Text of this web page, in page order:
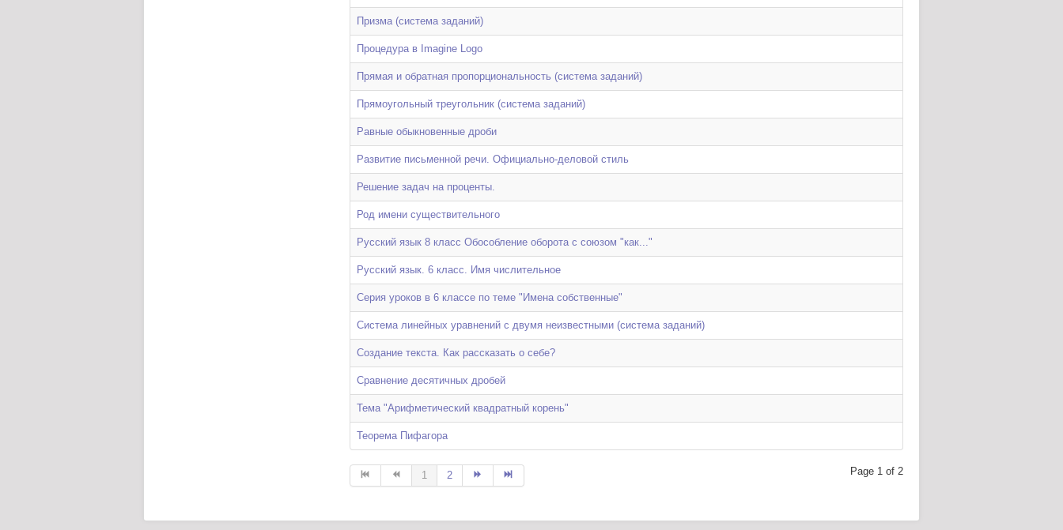
Призма (система заданий)
Процедура в Imagine Logo
Прямая и обратная пропорциональность (система заданий)
Прямоугольный треугольник (система заданий)
Равные обыкновенные дроби
Развитие письменной речи. Официально-деловой стиль
Решение задач на проценты.
Род имени существительного
Русский язык 8 класс Обособление оборота с союзом "как..."
Русский язык. 6 класс. Имя числительное
Серия уроков в 6 классе по теме "Имена собственные"
Система линейных уравнений с двумя неизвестными (система заданий)
Создание текста. Как рассказать о себе?
Сравнение десятичных дробей
Тема "Арифметический квадратный корень"
Теорема Пифагора
Page 1 of 2
1 2